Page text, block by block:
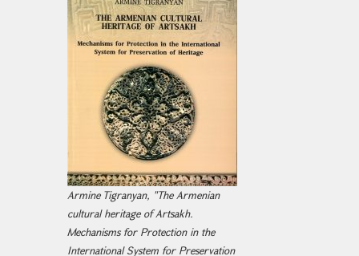
Armine Tigranyan, "The Armenian
cultural heritage of Artsakh.
Mechanisms for Protection in the
International System for Preservation